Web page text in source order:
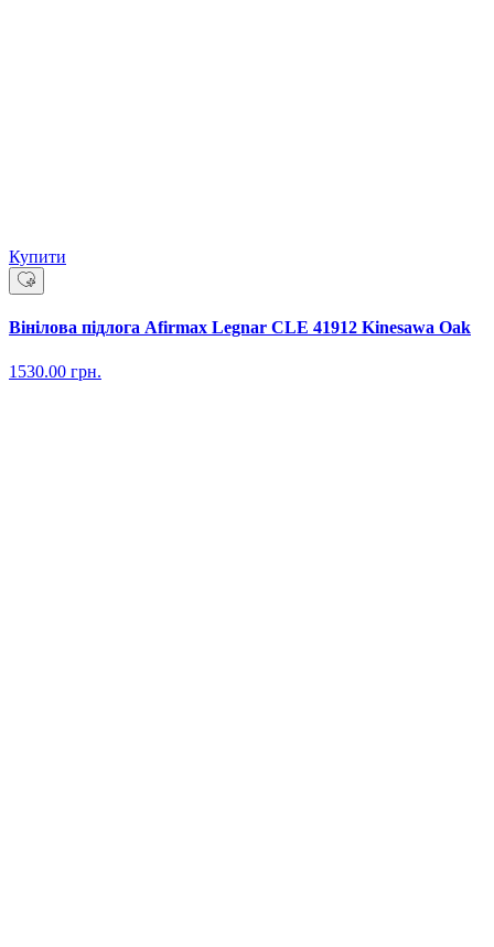
Купити
Вінілова підлога Afirmax Legnar CLE 41912 Kinesawa Oak
1530.00 грн.